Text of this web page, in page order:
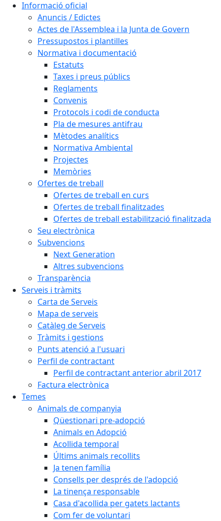
Informació oficial
Anuncis / Edictes
Actes de l'Assemblea i la Junta de Govern
Pressupostos i plantilles
Normativa i documentació
Estatuts
Taxes i preus públics
Reglaments
Convenis
Protocols i codi de conducta
Pla de mesures antifrau
Mètodes analítics
Normativa Ambiental
Projectes
Memòries
Ofertes de treball
Ofertes de treball en curs
Ofertes de treball finalitzades
Ofertes de treball estabilització finalitzada
Seu electrònica
Subvencions
Next Generation
Altres subvencions
Transparència
Serveis i tràmits
Carta de Serveis
Mapa de serveis
Catàleg de Serveis
Tràmits i gestions
Punts atenció a l'usuari
Perfil de contractant
Perfil de contractant anterior abril 2017
Factura electrònica
Temes
Animals de companyia
Qüestionari pre-adopció
Animals en Adopció
Acollida temporal
Últims animals recollits
Ja tenen família
Consells per després de l'adopció
La tinença responsable
Casa d'acollida per gatets lactants
Com fer de voluntari